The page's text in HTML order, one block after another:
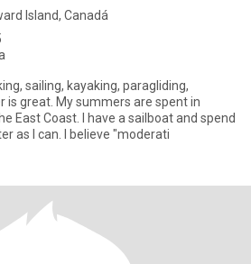
Island, Canadá
sailing, kayaking, paragliding,
is great. My summers are spent in
East Coast. I have a sailboat and spend
as I can. I believe "moderati